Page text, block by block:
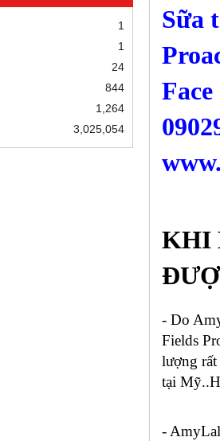
1
1
24
844
1,264
3,025,054
Sữa
KHI
- Do
Fields
lượng
tại Mỹ
-